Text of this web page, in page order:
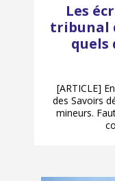
Les
tribunal
quels
[ARTICLE]
des Savoirs
mineurs.